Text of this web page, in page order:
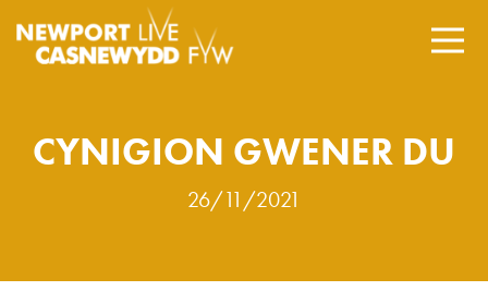
CYNIGION GWENER DU
26/11/2021